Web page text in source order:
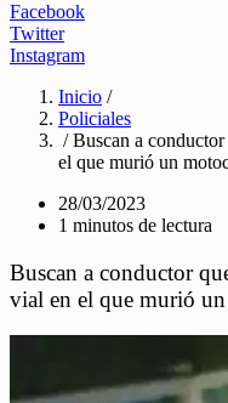
Facebook
Twitter
Instagram
Inicio /
Policiales
/ Buscan a
el que murió un
28/03/2023
1 minutos de lectura
Buscan a conductor
vial en el que murió